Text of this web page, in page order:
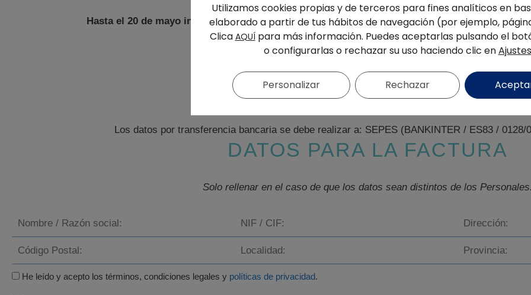
Hasta el 20 de mayo incluido:Se devolverá el precio de la inscripción. Después de esa fecha no
Para más información contactar conlorena@sepes.org
FORMAS DE PAGO
Los datos por transferencia bancaria se debe realizar a: SEPES (BANKINTER / ES83 / 0128/
DATOS PARA LA FACTURA
Solo rellenar en el caso de que los datos sean distintos de los
He leído y acepto los términos, condiciones legales y políticas de privacidad.
Utilizamos cookies propias y de terceros para fines analíticos en
elaborado a partir de tus hábitos de navegación (por ejemplo,
Clica AQUÍpara más información. Puedes aceptarlas pulsando el
o configurarlas o rechazar su uso haciendo clic enAjustes
Rechazar
Personalizar